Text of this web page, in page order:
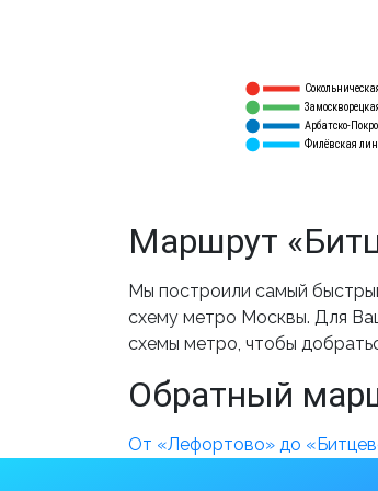
Арбатско-
Филёвская
Маршрут
Мы построили самый
схему метро Москвы. Для
схемы метро, чтобы
Обратный
От «Лефортово» до